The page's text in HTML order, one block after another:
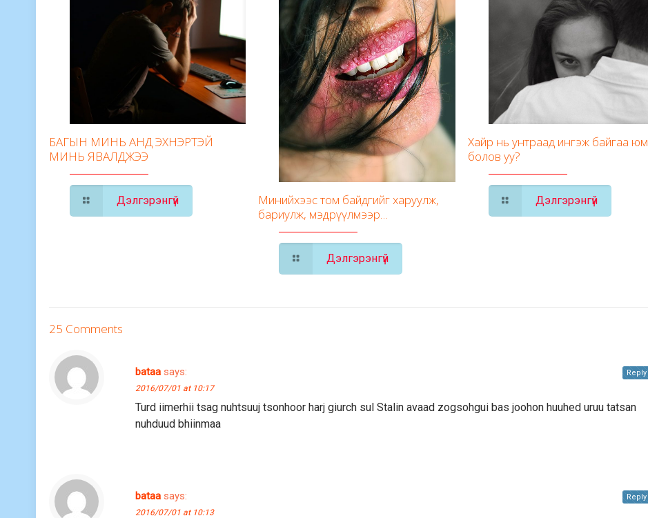
БАГЫН МИНЬ АНД ЭХНЭРТЭЙ
МИНЬ ЯВАЛДЖЭЭ
Дэлгэрэнгүй
Минийхээс том байдгийг харуулж,
бариулж, мэдрүүлмээр…
Дэлгэрэнгүй
Хайр нь унтраад ингэж байгаа юм
болов уу?
Дэлгэрэнгүй
25 Comments
bataa says:
2016/07/01 at 10:17
Turd iimerhii tsag nuhtsuuj tsonhoor harj giurch sul Stalin avaad zogsohgui bas joohon huuhed uruu tatsan
nuhduud bhiinmaa
Reply
bataa says:
2016/07/01 at 10:13
Reply